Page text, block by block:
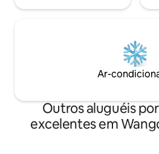
Ar-
Outros aluguéis
excelentes em